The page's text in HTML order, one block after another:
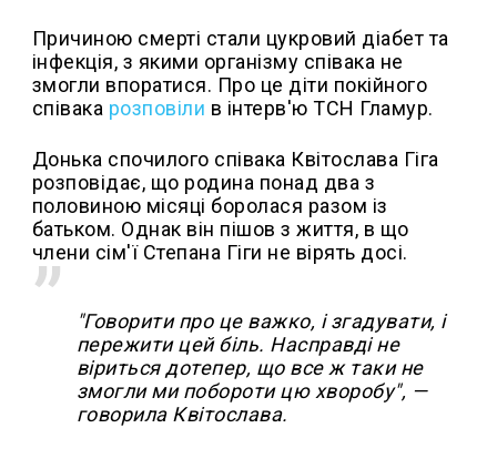
Причиною смерті стали цукровий діабет та
інфекція, з якими організму співака не
змогли впоратися. Про це діти покійного
співака розповіли в інтерв'ю ТСН Гламур.
Донька спочилого співака Квітослава Гіга
розповідає, що родина понад два з
половиною місяці боролася разом із
батьком. Однак він пішов з життя, в що
члени сім'ї Степана Гіги не вірять досі.
"Говорити про це важко, і згадувати, і
пережити цей біль. Насправді не
віриться дотепер, що все ж таки не
змогли ми побороти цю хворобу", —
говорила Квітослава.